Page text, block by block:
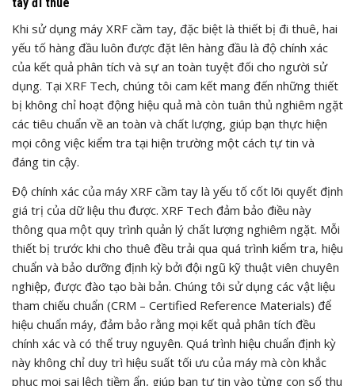
tay đi thuê
Khi sử dụng máy XRF cầm tay, đặc biệt là thiết bị đi thuê, hai
yếu tố hàng đầu luôn được đặt lên hàng đầu là độ chính xác
của kết quả phân tích và sự an toàn tuyệt đối cho người sử
dụng. Tại XRF Tech, chúng tôi cam kết mang đến những thiết
bị không chỉ hoạt động hiệu quả mà còn tuân thủ nghiêm ngặt
các tiêu chuẩn về an toàn và chất lượng, giúp bạn thực hiện
mọi công việc kiểm tra tại hiện trường một cách tự tin và
đáng tin cậy.
Độ chính xác của máy XRF cầm tay là yếu tố cốt lõi quyết định
giá trị của dữ liệu thu được. XRF Tech đảm bảo điều này
thông qua một quy trình quản lý chất lượng nghiêm ngặt. Mỗi
thiết bị trước khi cho thuê đều trải qua quá trình kiểm tra, hiệu
chuẩn và bảo dưỡng định kỳ bởi đội ngũ kỹ thuật viên chuyên
nghiệp, được đào tạo bài bản. Chúng tôi sử dụng các vật liệu
tham chiếu chuẩn (CRM – Certified Reference Materials) để
hiệu chuẩn máy, đảm bảo rằng mọi kết quả phân tích đều
chính xác và có thể truy nguyên. Quá trình hiệu chuẩn định kỳ
này không chỉ duy trì hiệu suất tối ưu của máy mà còn khắc
phục mọi sai lệch tiềm ẩn, giúp bạn tự tin vào từng con số thu